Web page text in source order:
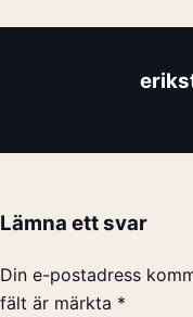
Lämna ett svar
Din e-postadress
fält är märkta *